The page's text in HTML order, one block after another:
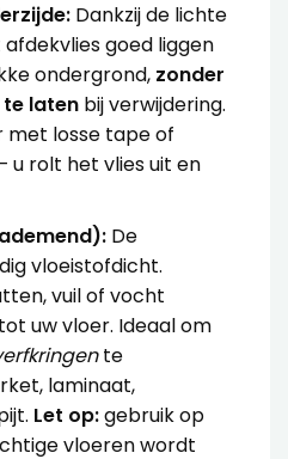
Dankzij de lichte
goed liggen
ondergrond, zonder
latenbij verwijdering.
met losse tape of
u rolt het vlies uit en
De
vloeistofdicht.
vuil of vocht
uw vloer. Ideaal om
te
laminaat,
Let op:gebruik op
vloeren wordt